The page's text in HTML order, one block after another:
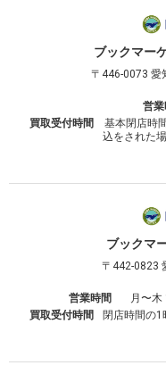
ブックマー
〒446-0073 愛
営業
買取受付時間
基本閉店時
込をされた
ブックマ
〒442-0823
営業時間
月〜
買取受付時間
閉店時間の1